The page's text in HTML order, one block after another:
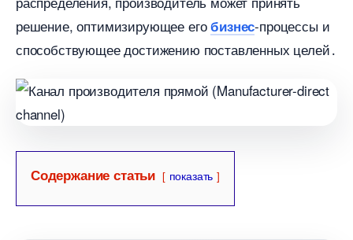
решение, оптимизирующее егоизнес-процессы и
способствующее достижению поставленных целей․
Содержание статьи показать